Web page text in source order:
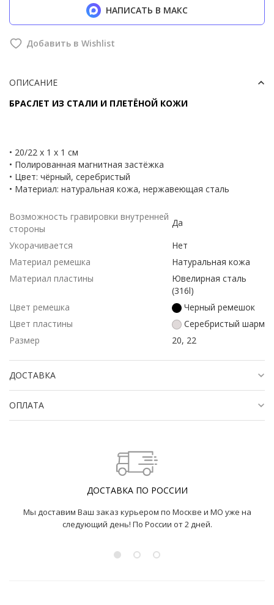
НАПИСАТЬ В МАКС
Добавить в Wishlist
ОПИСАНИЕ
БРАСЛЕТ ИЗ СТАЛИ И ПЛЕТЁНОЙ КОЖИ
• 20/22 x 1 x 1 см
• Полированная магнитная застёжка
• Цвет: чёрный, серебристый
• Материал: натуральная кожа, нержавеющая сталь
Возможность гравировки внутренней
стороны
Да
Укорачивается
Нет
Материал ремешка
Натуральная кожа
Материал пластины
Ювелирная сталь
(316l)
Цвет ремешка
Черный ремешок
Цвет пластины
Серебристый шарм
Размер
20, 22
ДОСТАВКА
ОПЛАТА
ДОСТАВКА ПО РОССИИ
Мы доставим Ваш заказ курьером по Москве и МО уже на
следующий день! По России от 2 дней.